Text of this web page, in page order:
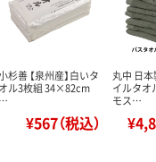
杉善 【泉州産】白いタ
オル3枚組 34×82cm
…
¥567（税込）
丸中 日
イルタオ
モス…